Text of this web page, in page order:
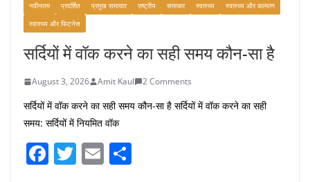
नवीनतम प्रदर्शित प्रमुख समाचार राष्ट्रीय समाचार स्वास्थ्य
स्वास्थ्य और कल्याण
स्वास्थ्य और फिटनेस
सर्दियों में वॉक करने का सही समय कौन-सा है
August 3, 2026 Amit Kaul 2 Comments
सर्दियों में वॉक करने का सही समय कौन-सा है सर्दियों में वॉक करने का सही
समय: सर्दियों में नियमित वॉक
F T E